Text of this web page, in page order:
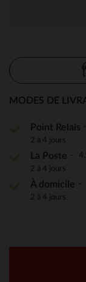
MODES DE
Point Relais
2 à 4 jours
La Poste
2 à 4 jours
À domicile
2 à 4 jours